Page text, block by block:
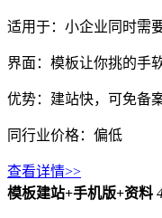
适用于：小企业同时需
界面：模板让你挑的手
优势：建站快，可免备
同行业价格：偏低
查看详情>>
模板建站+手机版+资料